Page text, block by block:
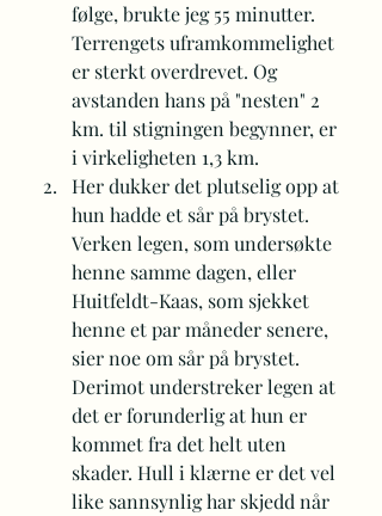
følge, brukte jeg 55 minutter.
Terrengets uframkommelighet
er sterkt overdrevet. Og
avstanden hans på "nesten" 2
km. til stigningen begynner, er
i virkeligheten 1,3 km.
Her dukker det plutselig opp at
hun hadde et sår på brystet.
Verken legen, som undersøkte
henne samme dagen, eller
Huitfeldt-Kaas, som sjekket
henne et par måneder senere,
sier noe om sår på brystet.
Derimot understreker legen at
det er forunderlig at hun er
kommet fra det helt uten
skader. Hull i klærne er det vel
like sannsynlig har skjedd når